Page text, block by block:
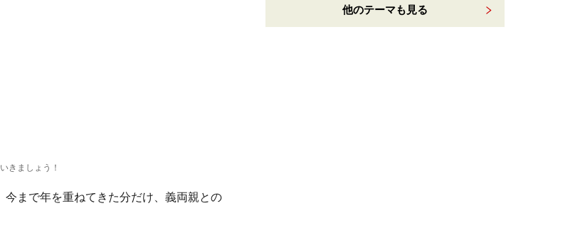
きましょう！
まで年を重ねてきた分だけ、義両親との
他のテーマも見る